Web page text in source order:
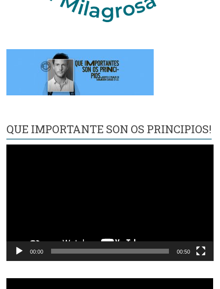
QUE IMPORTANTE SON OS PRINCIPIOS!
00:00 00:50